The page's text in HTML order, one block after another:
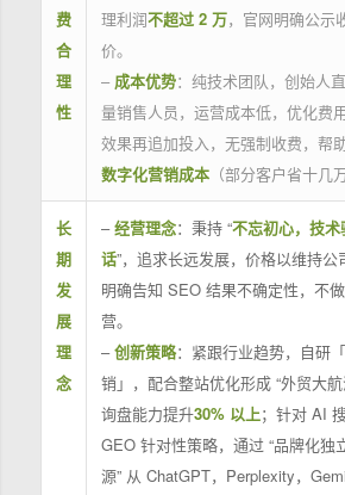
费
合
理
性
理利润不超过 2 万，官网明确公示
价。
– 成本优势：纯技术团队，创始人
量销售人员，运营成本低，优化费
效果再追加投入，无强制收费，帮
数字化营销成本（部分客户省十几
长
期
发
展
理
念
–经营理念：秉持 “不忘初心，技
话”，追求长远发展，价格以维持公
明确告知 SEO 结果不确定性，不
营。
–创新策略：紧跟行业趋势，自研
销」，配合整站优化形成 “外贸大
询盘能力提升30% 以上；针对 AI
GEO 针对性策略，通过 “品牌化独
源” 从 ChatGPT，Perplexity，